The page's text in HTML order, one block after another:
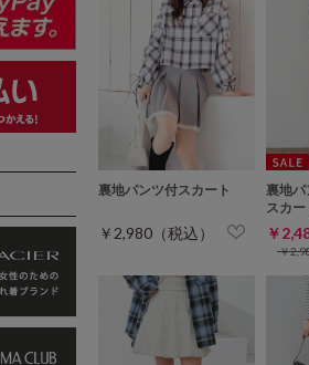
裏地パンツ付スカート
￥2,980（税込）
裏地パ
スカー
￥
￥